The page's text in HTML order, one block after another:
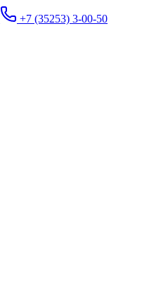
+7 (35253) 3-00-50